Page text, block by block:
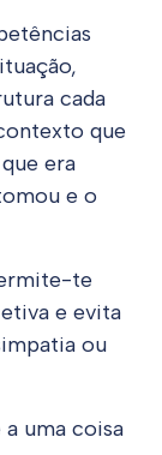
cada
que
era
e o
te
e evita
ou
uma coisa